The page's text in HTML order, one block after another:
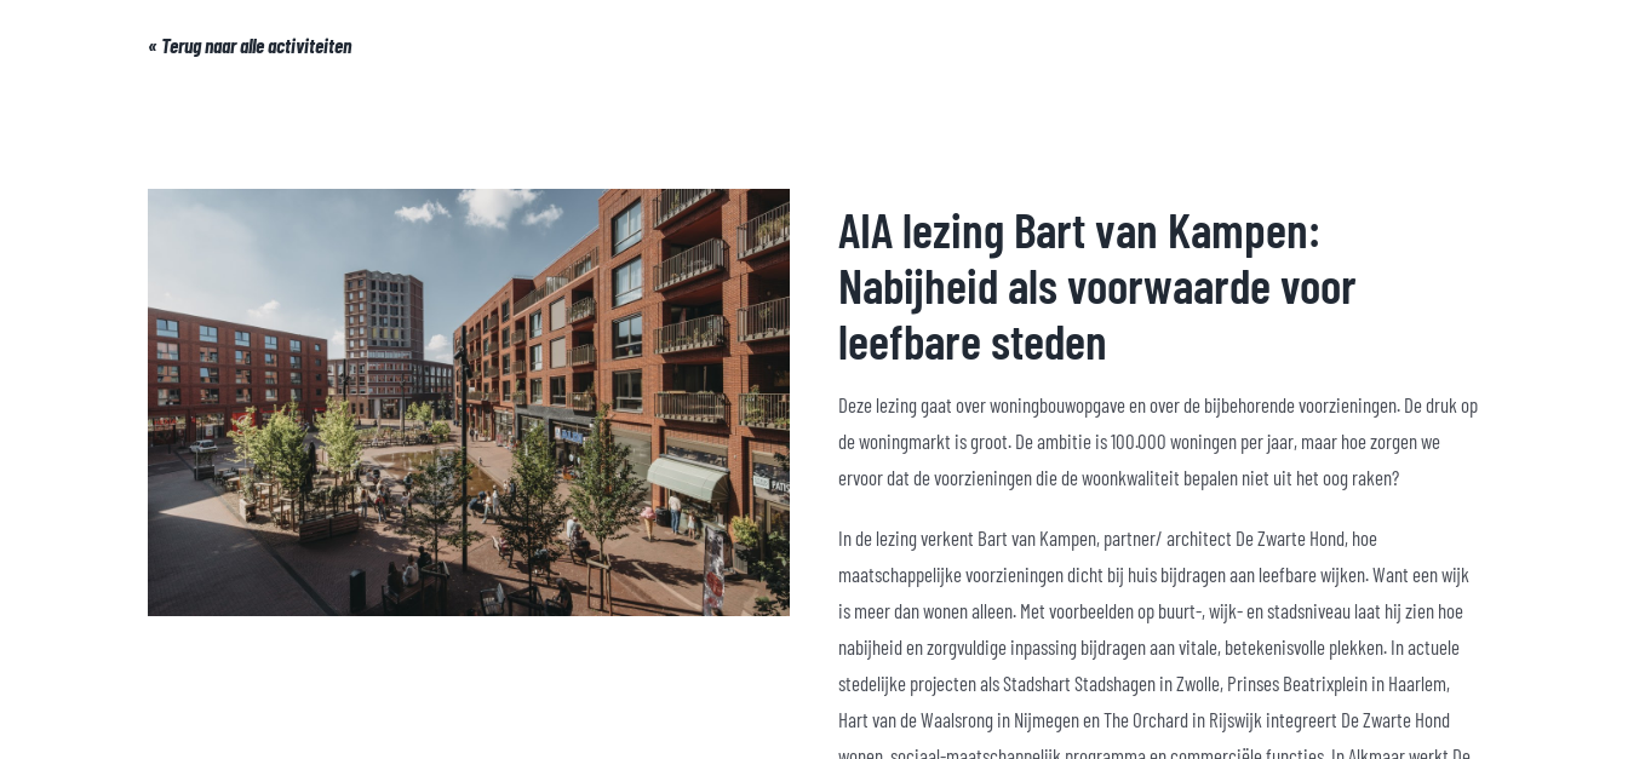
« Terug naar alle activiteiten
AIA lezing Bart van Kampen:
Nabijheid als voorwaarde voor
leefbare steden
Deze lezing gaat over woningbouwopgave en over de bijbehorende voorzieningen. De druk op
de woningmarkt is groot. De ambitie is 100.000 woningen per jaar, maar hoe zorgen we
ervoor dat de voorzieningen die de woonkwaliteit bepalen niet uit het oog raken?
In de lezing verkent Bart van Kampen, partner/ architect De Zwarte Hond, hoe
maatschappelijke voorzieningen dicht bij huis bijdragen aan leefbare wijken. Want een wijk
is meer dan wonen alleen. Met voorbeelden op buurt-, wijk- en stadsniveau laat hij zien hoe
nabijheid en zorgvuldige inpassing bijdragen aan vitale, betekenisvolle plekken. In actuele
stedelijke projecten als Stadshart Stadshagen in Zwolle, Prinses Beatrixplein in Haarlem,
Hart van de Waalsrong in Nijmegen en The Orchard in Rijswijk integreert De Zwarte Hond